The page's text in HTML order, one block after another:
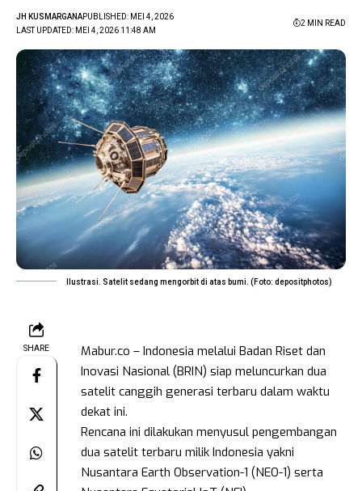
LAST UPDATED: MEI 4, 2026 11:48 AM
JH KUSMARGANAPUBLISHED: MEI 4, 2026
2 MIN READ
Ilustrasi. Satelit sedang mengorbit di atas bumi. (Foto: depositphotos)
SHARE
Mabur.co – Indonesia melalui Badan Riset dan
Inovasi Nasional (BRIN) siap meluncurkan dua
satelit canggih generasi terbaru dalam waktu
dekat ini.
Rencana ini dilakukan menyusul pengembangan
dua satelit terbaru milik Indonesia yakni
Nusantara Earth Observation-1 (NEO-1) serta